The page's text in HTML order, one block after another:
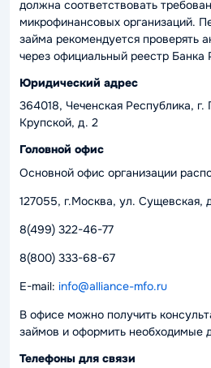
должна соответствовать
микрофинансовых организаций.
займа рекомендуется проверять
через официальный реестр Банка
Юридический адрес
364018, Чеченская Республика, г.
Крупской, д. 2
Головной офис
Основной офис организации
127055, г.Москва, ул. Сущевская,
8(499) 322-46-77
8(800) 333-68-67
E-mail: info@alliance-mfo.ru
В офисе можно получить
займов и оформить необходимые
Телефоны для связи